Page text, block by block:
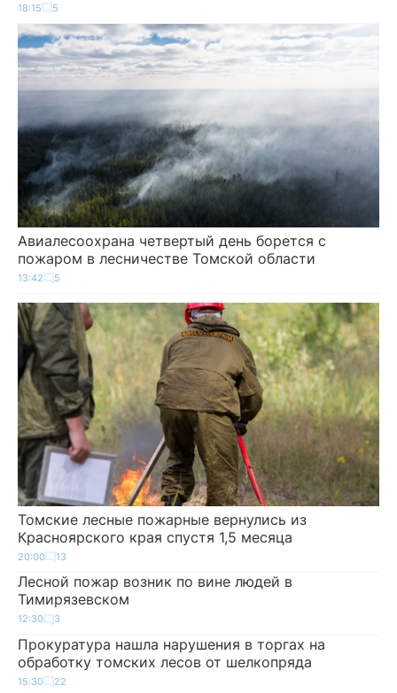
18:15 5
Авиалесоохрана четвертый день борется с
пожаром в лесничестве Томской области
13:42 5
Томские лесные пожарные вернулись из
Красноярского края спустя 1,5 месяца
20:00 13
Лесной пожар возник по вине людей в
Тимирязевском
12:30 3
Прокуратура нашла нарушения в торгах на
обработку томских лесов от шелкопряда
15:30 22